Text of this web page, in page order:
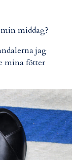
middag?
jag
mina fötter